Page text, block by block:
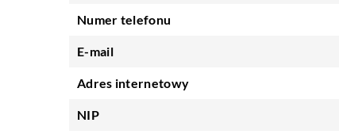
Numer telefonu
E-mail
Adres internetowy
NIP